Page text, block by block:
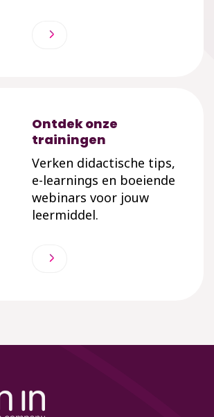
Ontdek onze
trainingen
Verken didactische tips,
e-learnings en boeiende
webinars voor jouw
leermiddel.